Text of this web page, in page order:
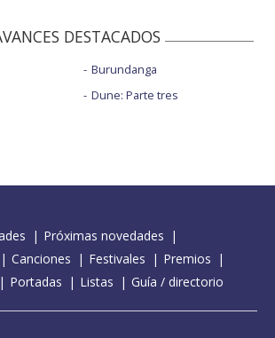
DESTACADOS
Burundanga
Dune: Parte tres
Próximas novedades
Canciones Festivales
Premios
Portadas Listas Guía / directorio